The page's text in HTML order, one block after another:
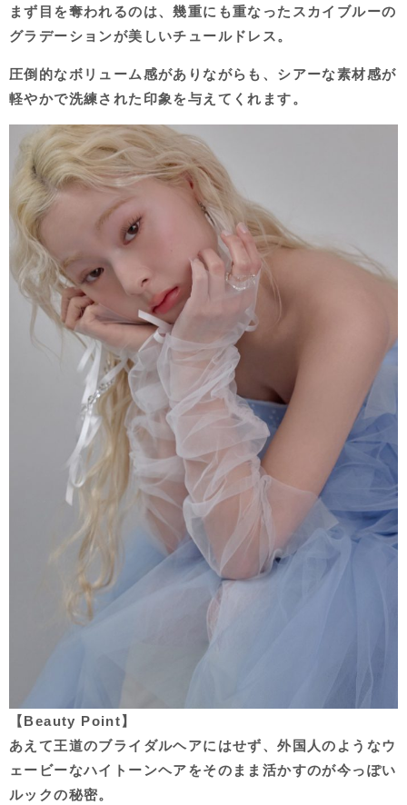
まず目を奪われるのは、幾重にも重なったスカイブルーの
グラデーションが美しいチュールドレス。
圧倒的なボリューム感がありながらも、シアーな素材感が
軽やかで洗練された印象を与えてくれます。
【Beauty Point】
あえて王道のブライダルヘアにはせず、外国人のようなウ
ェービーなハイトーンヘアをそのまま活かすのが今っぽい
ルックの秘密。